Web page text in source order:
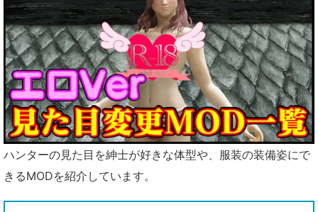
ハンターの見た目を紳士が好きな体型や、服装の装備姿にで
きるMODを紹介しています。